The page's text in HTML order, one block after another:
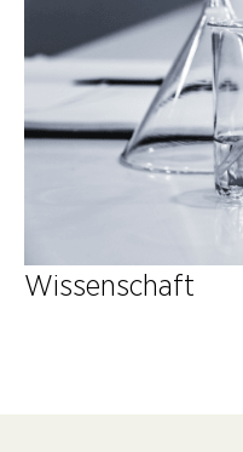
Wissenschaft